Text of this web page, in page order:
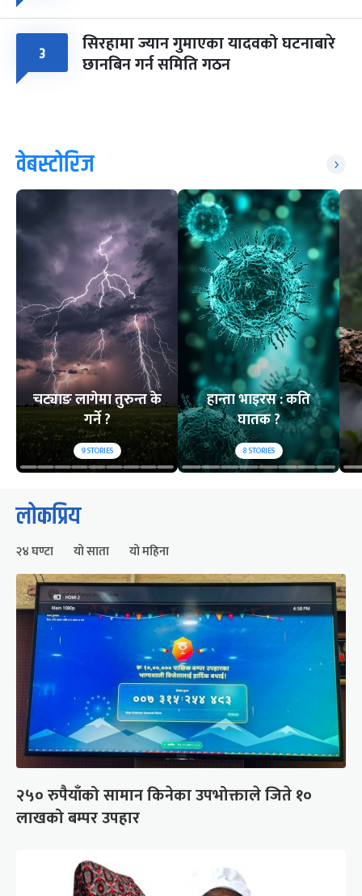
३ सिरहामा ज्यान गुमाएका यादवको घटनाबारे
छानबिन गर्न समिति गठन
वेबस्टोरिज
चट्याङ लागेमा तुरुन्त के
गर्ने ?
9STORIES
हान्ता भाइरस : कति
घातक ?
8STORIES
लोकप्रिय
२४ घण्टा यो साता यो महिना
२५० रुपैयाँको सामान किनेका उपभोक्ताले जिते १०
लाखको बम्पर उपहार